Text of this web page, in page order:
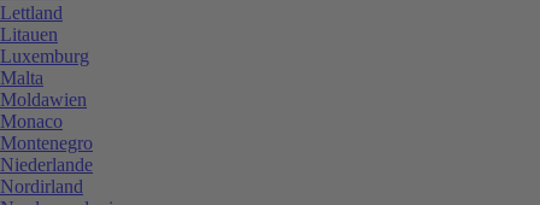
Lettland
Litauen
Luxemburg
Malta
Moldawien
Monaco
Montenegro
Niederlande
Nordirland